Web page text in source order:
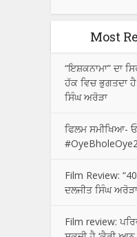
Most
“ਇਸ਼ਕਨਾਮਾ” ਦਾ
ਹੱਕ ਵਿਚ ਭੁਗਤਦਾ
ਸਿੰਘ ਅਰੋੜਾ
ਫਿਲਮ ਸਮੀਖਿਆ-
Film Review:
ਦਲਜੀਤ ਸਿੰਘ ਅਰੋੜਾ
Film review: